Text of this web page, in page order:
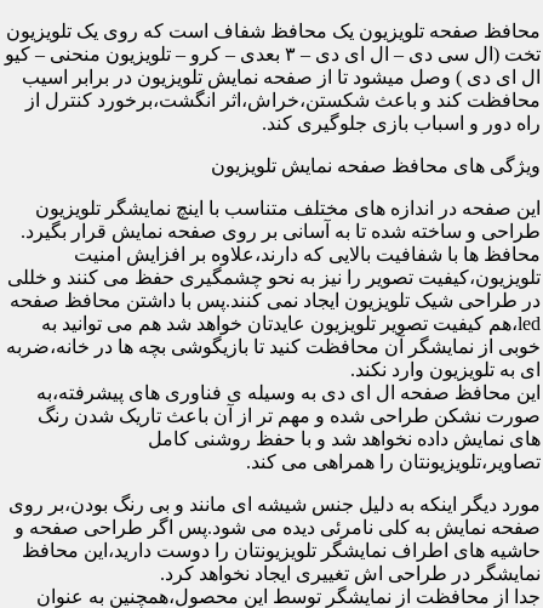
محافظ صفحه تلویزیون یک محافظ شفاف است که روی یک تلویزیون
تخت (ال سی دی – ال ای دی – ۳ بعدی – کرو – تلویزیون منحنی – کیو
ال ای دی ) وصل میشود تا از صفحه نمایش تلویزیون در برابر اسیب
محافظت کند و باعث شکستن،خراش،اثر انگشت،برخورد کنترل از
راه دور و اسباب بازی جلوگیری کند.
ویژگی های محافظ صفحه نمایش تلویزیون
این صفحه در اندازه های مختلف متناسب با اینچ نمایشگر تلویزیون
طراحی و ساخته شده تا به آسانی بر روی صفحه نمایش قرار بگیرد.
محافظ ها با شفافیت بالایی که دارند،علاوه بر افزایش امنیت
تلویزیون،کیفیت تصویر را نیز به نحو چشمگیری حفظ می کنند و خللی
در طراحی شیک تلویزیون ایجاد نمی کنند.پس با داشتن محافظ صفحه
led،هم کیفیت تصویر تلویزیون عایدتان خواهد شد هم می توانید به
خوبی از نمایشگر آن محافظت کنید تا بازیگوشی بچه ها در خانه،ضربه
ای به تلویزیون وارد نکند.
این محافظ صفحه ال ای دی به وسیله ی فناوری های پیشرفته،به
صورت نشکن طراحی شده و مهم تر از آن باعث تاریک شدن رنگ
های نمایش داده نخواهد شد و با حفظ روشنی کامل
تصاویر،تلویزیونتان را همراهی می کند.
مورد دیگر اینکه به دلیل جنس شیشه ای مانند و بی رنگ بودن،بر روی
صفحه نمایش به کلی نامرئی دیده می شود.پس اگر طراحی صفحه و
حاشیه های اطراف نمایشگر تلویزیونتان را دوست دارید،این محافظ
نمایشگر در طراحی اش تغییری ایجاد نخواهد کرد.
جدا از محافظت از نمایشگر توسط این محصول،همچنین به عنوان